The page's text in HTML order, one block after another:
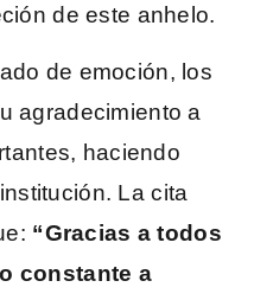
de este anhelo.
de emoción, los
agradecimiento a
haciendo
La cita
“Gracias a todos
constante a